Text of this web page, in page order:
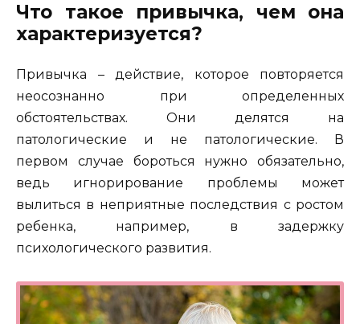
Что такое привычка, чем она
характеризуется?
Привычка – действие, которое повторяется
неосознанно при определенных
обстоятельствах. Они делятся на
патологические и не патологические. В
первом случае бороться нужно обязательно,
ведь игнорирование проблемы может
вылиться в неприятные последствия с ростом
ребенка, например, в задержку
психологического развития.